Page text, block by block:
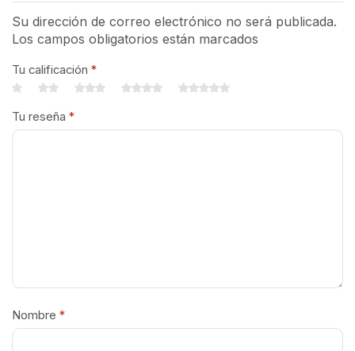
Su dirección de correo electrónico no será publicada.
Los campos obligatorios están marcados
Tu calificación *
Tu reseña *
Nombre *